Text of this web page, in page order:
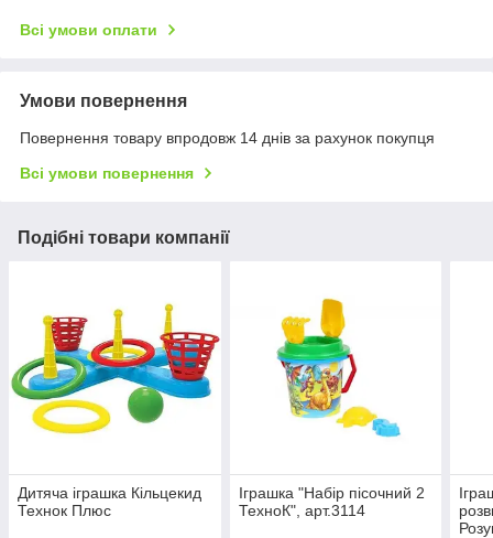
Всі умови оплати
Умови повернення
Повернення товару впродовж 14 днів за рахунок покупця
Всі умови повернення
Подібні товари компанії
Дитяча іграшка Кільцекид
Технок Плюс
Іграшка "Набір пісочний 2
ТехноК", арт.3114